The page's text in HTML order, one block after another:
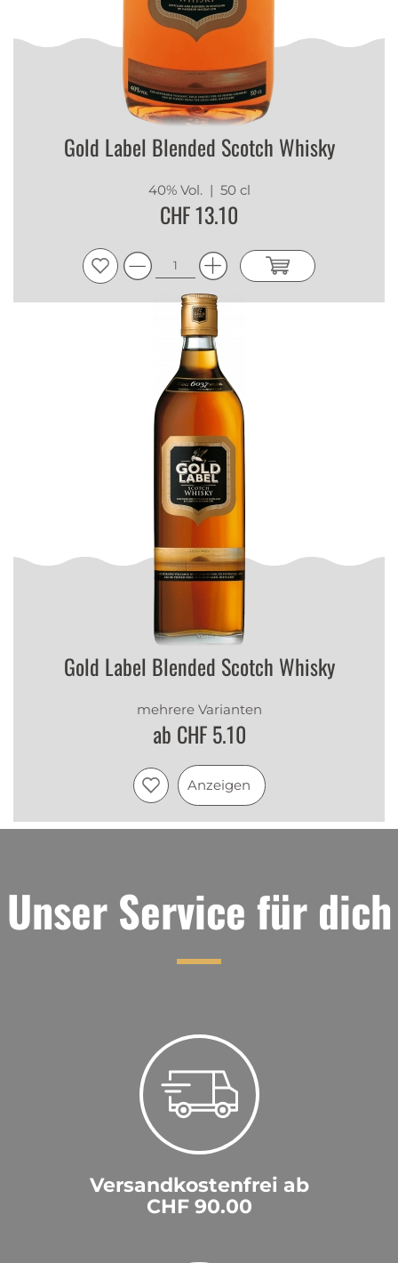
Gold Label Blended Scotch Whisky
40% Vol. | 50 cl
CHF 13.10
Gold Label Blended Scotch Whisky
mehrere Varianten
ab CHF 5.10
Anzeigen
Unser Service für dich
Versandkostenfrei ab
CHF 90.00